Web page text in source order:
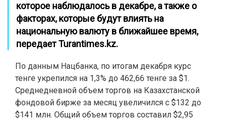
которое наблюдалось в декабре, а также о
факторах, которые будут влиять на
национальную валюту в ближайшее время,
передаетTurantimes.kz.
По данным Нацбанка, по итогам декабря курс
тенге укрепился на 1,3% до 462,66 тенге за $1.
Среднедневной объем торгов на Казахстанской
фондовой бирже за месяц увеличился с $132 до
$141 млн. Общий объем торгов составил $2,95